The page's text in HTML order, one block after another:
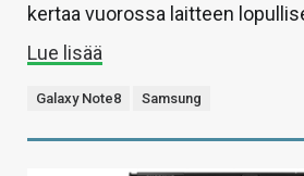
kertaa vuorossa laitteen
Lue lisää
Galaxy Note8 Samsung